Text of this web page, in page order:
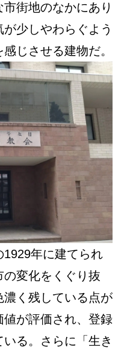
街地のなかにあり
少しやわらぐよう
じさせる建物だ。
年に建てられ
変化をくぐり抜
く残している点が
が評価され、登録
る。さらに「生き